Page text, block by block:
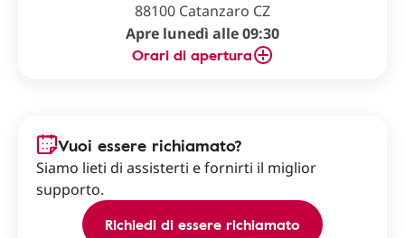
88100 Catanzaro CZ
Apre lunedì alle 09:30
Orari di apertura
Vuoi essere richiamato?
Siamo lieti di assisterti e fornirti il miglior
supporto.
Richiedi di essere richiamato